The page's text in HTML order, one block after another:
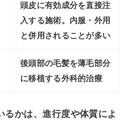
頭皮に有効成分を直接注
入する施術。内服・外用
と併用されることが多い
後頭部の毛髪を薄毛部分
に移植する外科的治療
るかは、進行度や体質によ